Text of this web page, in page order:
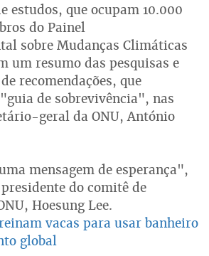
estudos, que ocupam 10.000
do Painel
sobre Mudanças Climáticas
um resumo das pesquisas e
recomendações, que
de sobrevivência", nas
geral da ONU, António
mensagem de esperança",
do comitê de
Hoesung Lee.
vacas para usar banheiro
global